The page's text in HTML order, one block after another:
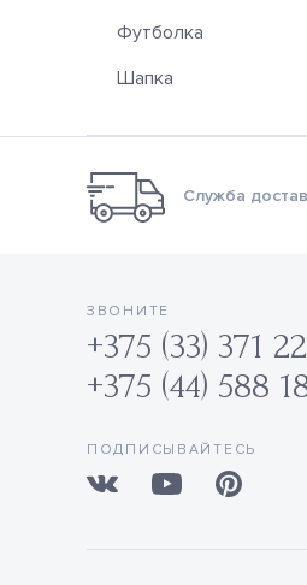
Футболка
Шапка
Служба
ЗВОНИТЕ
+375 (33) 371
+375 (44) 588
ПОДПИСЫВАЙТЕСЬ